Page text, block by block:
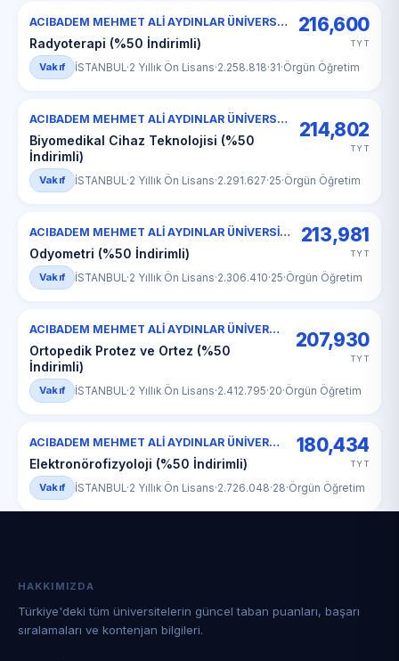
ACIBADEM MEHMET ALİ AYDINLAR ÜNİVERSİTESİ
Radyoterapi (%50 İndirimli)
216,600
TYT
Vakıf İSTANBUL ·2 Yıllık Ön Lisans·2.258.818·31·Örgün Öğretim
ACIBADEM MEHMET ALİ AYDINLAR ÜNİVERSİTESİ
Biyomedikal Cihaz Teknolojisi (%50
İndirimli)
214,802
TYT
Vakıf İSTANBUL ·2 Yıllık Ön Lisans·2.291.627·25·Örgün Öğretim
ACIBADEM MEHMET ALİ AYDINLAR ÜNİVERSİTESİ
Odyometri (%50 İndirimli)
213,981
TYT
Vakıf İSTANBUL ·2 Yıllık Ön Lisans·2.306.410·25·Örgün Öğretim
ACIBADEM MEHMET ALİ AYDINLAR ÜNİVERSİTESİ
Ortopedik Protez ve Ortez (%50
İndirimli)
207,930
TYT
Vakıf İSTANBUL ·2 Yıllık Ön Lisans·2.412.795·20·Örgün Öğretim
ACIBADEM MEHMET ALİ AYDINLAR ÜNİVERSİTESİ
Elektronörofizyoloji (%50 İndirimli)
180,434
TYT
Vakıf İSTANBUL ·2 Yıllık Ön Lisans·2.726.048·28·Örgün Öğretim
HAKKIMIZDA
Türkiye'deki tüm üniversitelerin güncel taban puanları, başarı
sıralamaları ve kontenjan bilgileri.